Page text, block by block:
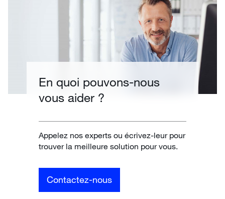
En quoi pouvons-nous
vous aider ?
Appelez nos experts ou écrivez-leur pour
trouver la meilleure solution pour vous.
Contactez-nous